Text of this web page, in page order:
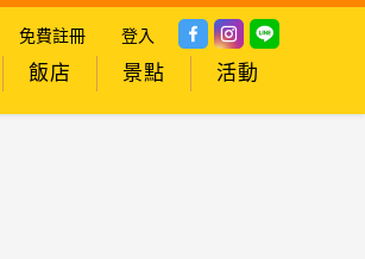
免費註冊 登入
飯店 景點 活動